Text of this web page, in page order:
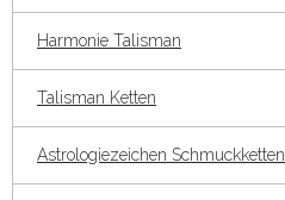
Harmonie Talisman
Talisman Ketten
Astrologiezeichen Schmuckketten